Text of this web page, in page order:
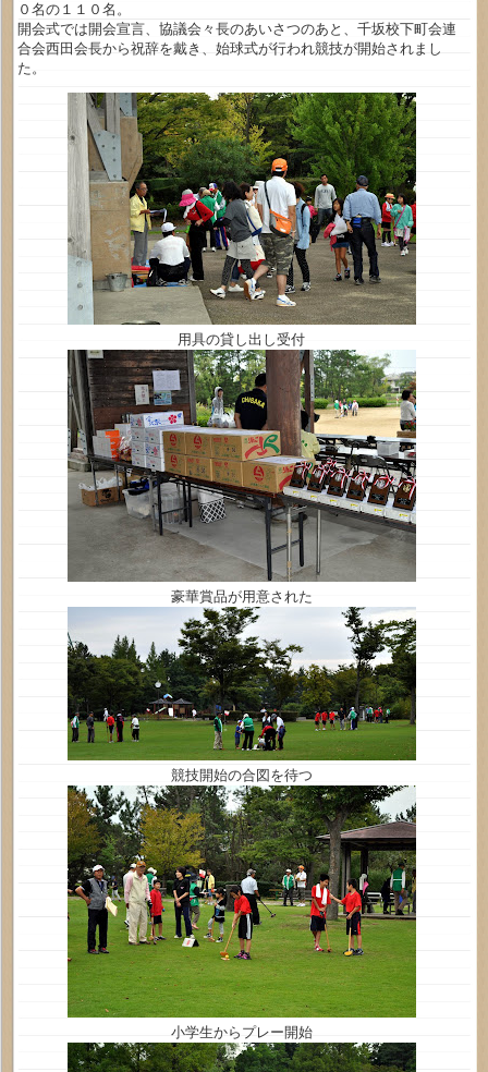
０名の１１０名。
開会式では開会宣言、協議会々長のあいさつのあと、千坂校下町会連
合会西田会長から祝辞を戴き、始球式が行われ競技が開始されまし
た。
用具の貸し出し受付
豪華賞品が用意された
競技開始の合図を待つ
小学生からプレー開始